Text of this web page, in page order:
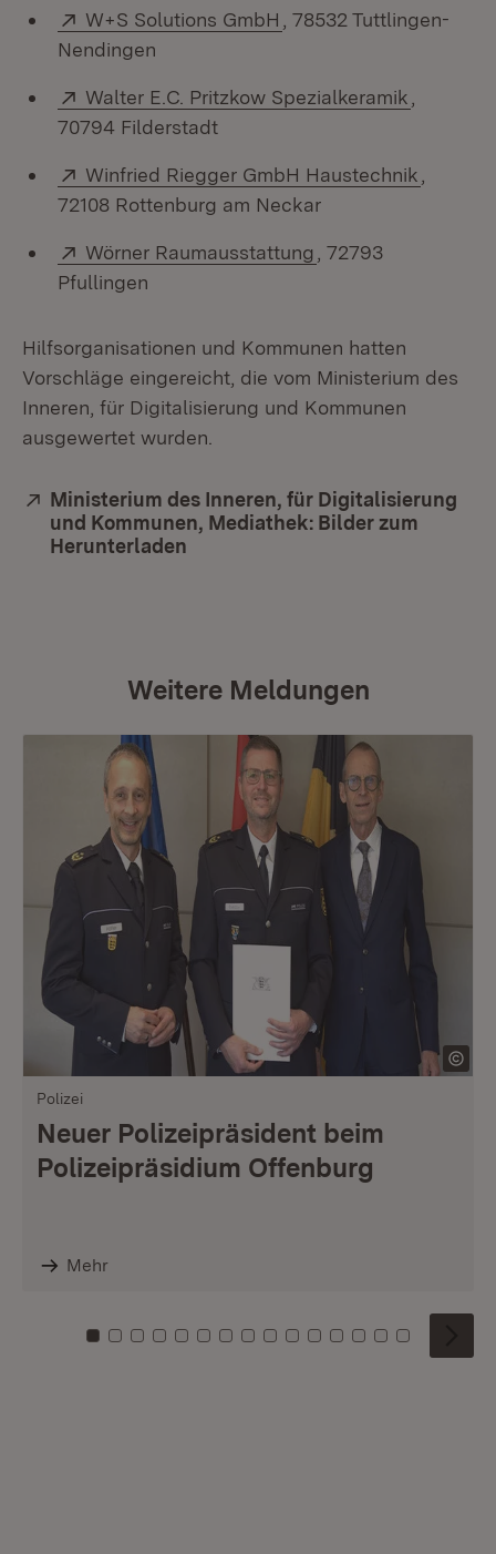
Extern:
W+S Solutions GmbH (Öffnet in neuem
, 78532 Tuttlingen-
Nendingen
Extern:
Walter E.C. Pritzkow Spezialkeramik
70794 Filderstadt
Extern:
Winfried Riegger GmbH Haustechnik
72108 Rottenburg am Neckar
Extern:
Wörner Raumausstattung (Öffnet in neuem
, 72793
Pfullingen
Hilfsorganisationen und Kommunen hatten
Vorschläge eingereicht, die vom Ministerium des
Inneren, für Digitalisierung und Kommunen
ausgewertet wurden.
Extern:
Ministerium des Inneren, für Digitalisierung
und Kommunen, Mediathek: Bilder zum
Herunterladen
Weitere Meldungen
Polizei
Neuer Polizeipräsident beim
Polizeipräsidium Offenburg
Mehr
Zu Kachel: 0
Zu Kachel: 1
Zu Kachel: 2
Zu Kachel: 3
Zu Kachel: 4
Zu Kachel: 5
Zu Kachel: 6
Zu Kachel: 7
Zu Kachel: 8
Zu Kachel: 9
Zu Kachel: 10
Zu Kachel: 11
Zu Kachel: 12
Zu Kachel:
Zu